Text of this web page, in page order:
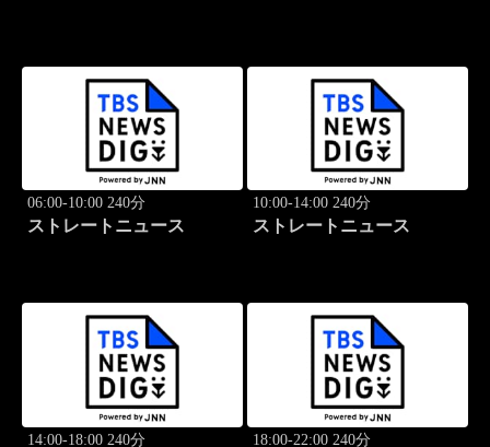
06:00-10:00 240分
ストレートニュース
10:00-14:00 240分
ストレートニュース
14:00-18:00 240分 18:00-22:00 240分